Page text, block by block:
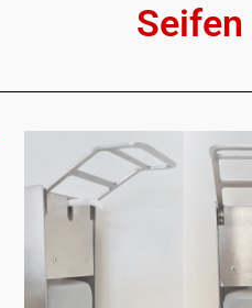
Seifen